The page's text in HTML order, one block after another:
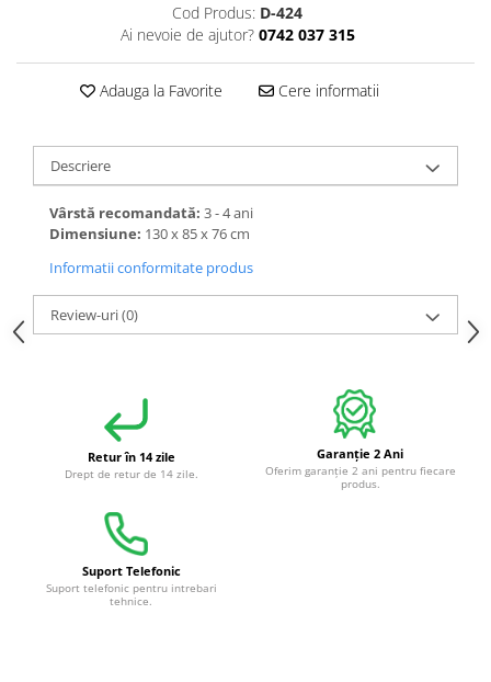
Cod Produs: D-424
Ai nevoie de ajutor? 0742 037 315
Adauga la Favorite Cere informatii
Descriere
Vârstă recomandată: 3 - 4 ani
Dimensiune: 130 x 85 x 76 cm
Informatii conformitate produs
Review-uri(0)
Retur în 14 zile
Drept de retur de 14 zile.
Garanție 2 Ani
Oferim garanție 2 ani pentru fiecare
produs.
Suport Telefonic
Suport telefonic pentru intrebari
tehnice.